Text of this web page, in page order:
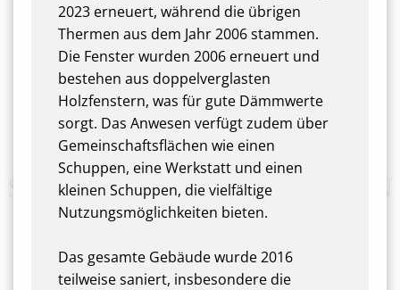
2023 erneuert, während die übrigen
Thermen aus dem Jahr 2006 stammen.
Die Fenster wurden 2006 erneuert und
bestehen aus doppelverglasten
Holzfenstern, was für gute Dämmwerte
sorgt. Das Anwesen verfügt zudem über
Gemeinschaftsflächen wie einen
Schuppen, eine Werkstatt und einen
kleinen Schuppen, die vielfältige
Nutzungsmöglichkeiten bieten.
Das gesamte Gebäude wurde 2016
teilweise saniert, insbesondere die